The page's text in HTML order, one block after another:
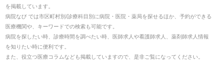
を掲載しています。
病院なび では市区町村別/診療科目別に病院・医院・薬局を探せるほか、予約ができる
医療機関や、キーワードでの検索も可能です。
病院を探したい時、診療時間を調べたい時、医師求人や看護師求人、薬剤師求人情報
を知りたい時に便利です。
また、役立つ医療コラムなども掲載していますので、是非ご覧になってください。